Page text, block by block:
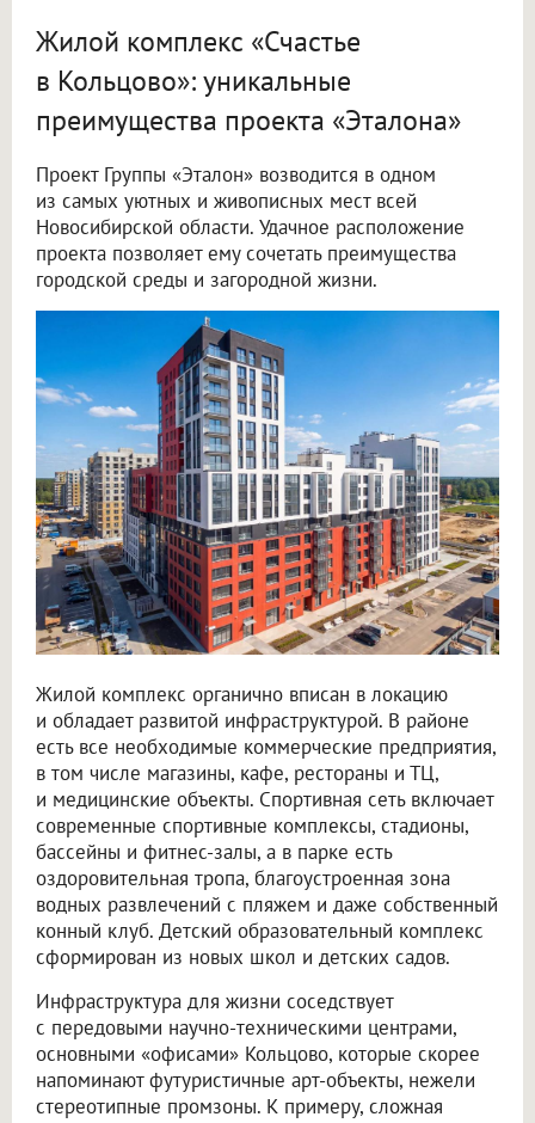
Жилой комплекс «Счастье
в Кольцово»: уникальные
преимущества проекта «Эталона»
Проект Группы «Эталон» возводится в одном
из самых уютных и живописных мест всей
Новосибирской области. Удачное расположение
проекта позволяет ему сочетать преимущества
городской среды и загородной жизни.
Жилой комплекс органично вписан в локацию
и обладает развитой инфраструктурой. В районе
есть все необходимые коммерческие предприятия,
в том числе магазины, кафе, рестораны и ТЦ,
и медицинские объекты. Спортивная сеть включает
современные спортивные комплексы, стадионы,
бассейны и фитнес-залы, а в парке есть
оздоровительная тропа, благоустроенная зона
водных развлечений с пляжем и даже собственный
конный клуб. Детский образовательный комплекс
сформирован из новых школ и детских садов.
Инфраструктура для жизни соседствует
с передовыми научно-техническими центрами,
основными «офисами» Кольцово, которые скорее
напоминают футуристичные арт-объекты, нежели
стереотипные промзоны. К примеру, сложная